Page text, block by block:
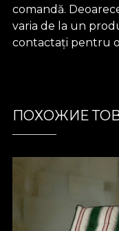
comandă.
varia de la un
contactați pentru
ПОХОЖИЕ